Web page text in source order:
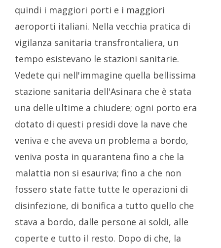
quindi i maggiori porti e i maggiori
aeroporti italiani. Nella vecchia pratica di
vigilanza sanitaria transfrontaliera, un
tempo esistevano le stazioni sanitarie.
Vedete qui nell'immagine quella bellissima
stazione sanitaria dell'Asinara che è stata
una delle ultime a chiudere; ogni porto era
dotato di questi presidi dove la nave che
veniva e che aveva un problema a bordo,
veniva posta in quarantena fino a che la
malattia non si esauriva; fino a che non
fossero state fatte tutte le operazioni di
disinfezione, di bonifica a tutto quello che
stava a bordo, dalle persone ai soldi, alle
coperte e tutto il resto. Dopo di che, la